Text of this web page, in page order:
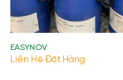
EASYNOV
Liên Hệ Đặt Hàng